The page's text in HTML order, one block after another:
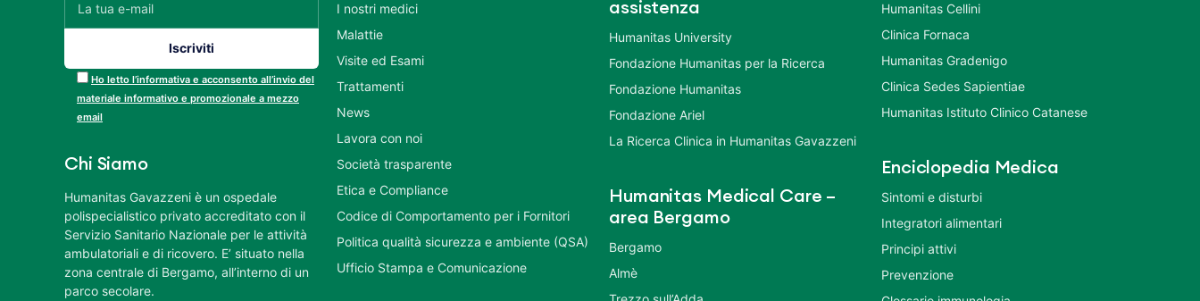
Ho letto l’informativa e acconsento all’invio del
materiale informativo e promozionale a mezzo
email
Chi Siamo
Humanitas Gavazzeni è un ospedale
polispecialistico privato accreditato con il
Servizio Sanitario Nazionale per le attività
ambulatoriali e di ricovero. E’ situato nella
zona centrale di Bergamo, all’interno di un
parco secolare.
I nostri medici
Malattie
Visite ed Esami
Trattamenti
News
Lavora con noi
Società trasparente
Etica e Compliance
Codice di Comportamento per i Fornitori
Politica qualità sicurezza e ambiente (QSA)
Ufficio Stampa e Comunicazione
assistenza
Humanitas University
Fondazione Humanitas per la Ricerca
Fondazione Humanitas
Fondazione Ariel
La Ricerca Clinica in Humanitas Gavazzeni
Humanitas Medical Care –
area Bergamo
Bergamo
Almè
Humanitas Cellini
Clinica Fornaca
Humanitas Gradenigo
Clinica Sedes Sapientiae
Humanitas Istituto Clinico Catanese
Enciclopedia Medica
Sintomi e disturbi
Integratori alimentari
Principi attivi
Prevenzione